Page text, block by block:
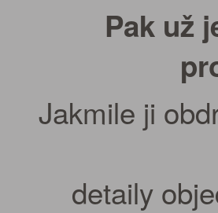
Pak už
Jakmile ji
detaily